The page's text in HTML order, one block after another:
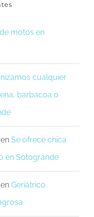
motos en
cualquier
barbacoa o
en Se ofrece chica
en Sotogrande
en Geriátrico.